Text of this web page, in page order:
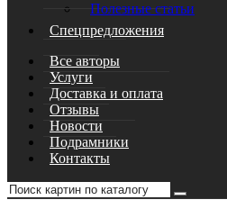
Полезные статьи
Спецпредложения
Все авторы
Услуги
Доставка и оплата
Отзывы
Новости
Подрамники
Контакты